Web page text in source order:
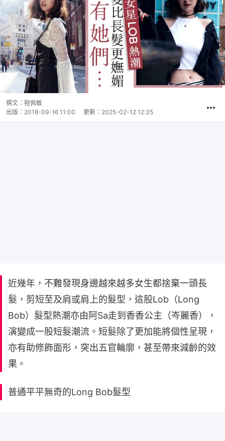
撰文： 程佩敏
出版： 2018-09-16 11:00 更新： 2025-02-12 12:35
近幾年，不難發現身邊越來越多女生都捨棄一頭長
髮，剪短至及肩或肩上的髮型，這股Lob（Long
Bob）髮型熱潮亦由阿Sa走到香香公主（岑麗香），
演變成一股短髮潮流。短髮除了更加能將個性呈現，
亦有助修飾面形，突出五官輪廓，甚至帶來減齡的效
果。
普通平平無奇的Long Bob髮型